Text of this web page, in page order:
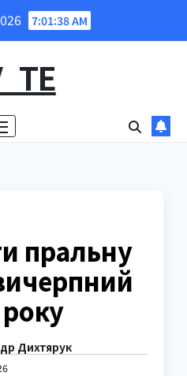
7:01:39 AM
пральну
Дихтярук